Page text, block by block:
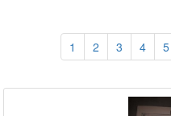
1 2 3 4 5